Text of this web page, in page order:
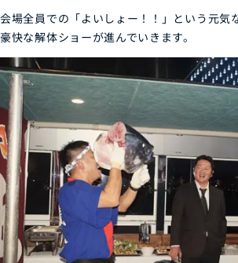
会場全員での「よいしょー！！」という元気
豪快な解体ショーが進んでいきます。